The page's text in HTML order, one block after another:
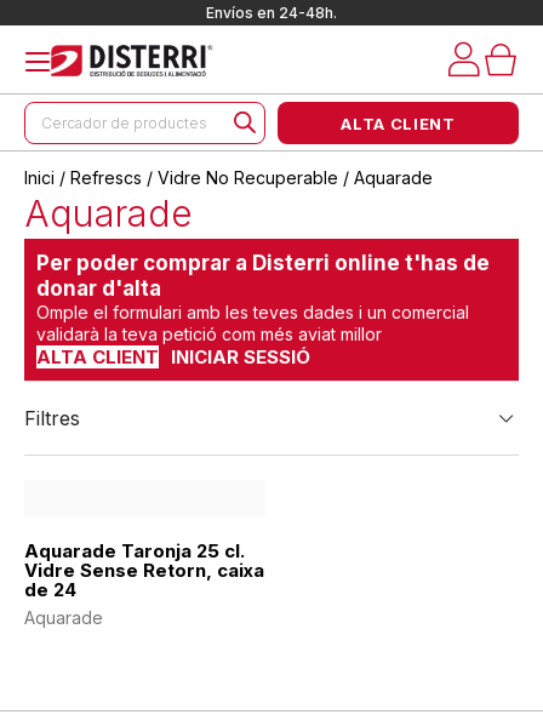
Envíos en 24-48h.
Products
search
ALTA CLIENT
Inici / Refrescs / Vidre No Recuperable / Aquarade
Aquarade
Per poder comprar a Disterri online t'has de
donar d'alta
Omple el formulari amb les teves dades i un comercial
validarà la teva petició com més aviat millor
ALTA CLIENT INICIAR SESSIÓ
Filtres
Aquarade Taronja 25 cl.
Vidre Sense Retorn, caixa
de 24
Aquarade